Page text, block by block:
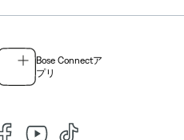
Bose Connectア
プリ